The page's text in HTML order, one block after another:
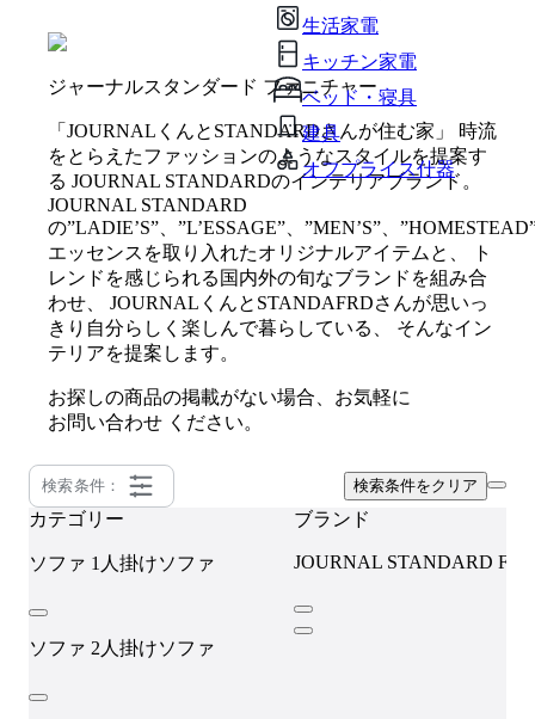
生活家電
キッチン家電
ベッド・寝具
建具
オフプライス什器
ジャーナルスタンダード ファニチャー
「JOURNALくんとSTANDARDさんが住む家」 時流
をとらえたファッションのようなスタイルを提案す
る JOURNAL STANDARDのインテリアブランド。
JOURNAL STANDARD
の”LADIE’S”、”L’ESSAGE”、”MEN’S”、
エッセンスを取り入れたオリジナルアイテムと、 ト
レンドを感じられる国内外の旬なブランドを組み合
わせ、 JOURNALくんとSTANDAFRDさんが思いっ
きり自分らしく楽しんで暮らしている、 そんなイン
テリアを提案します。
お探しの商品の掲載がない場合、お気軽に
お問い合わせ ください。
検索条件： 検索条件をクリア
カテゴリー
ソファ 1人掛けソファ
ソファ 2人掛けソファ
ブランド
JOURNAL STANDARD